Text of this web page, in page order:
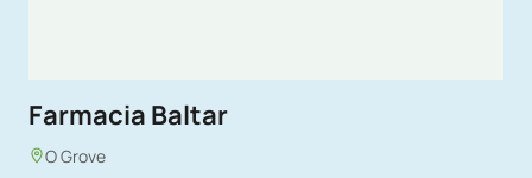
Farmacia Baltar
O Grove